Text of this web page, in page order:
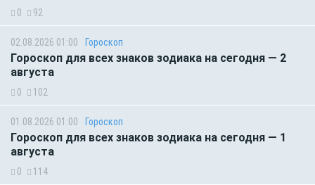
0 92
02.08.2026 01:00 Гороскоп
Гороскоп для всех знаков зодиака на сегодня — 2
августа
0 102
01.08.2026 01:00 Гороскоп
Гороскоп для всех знаков зодиака на сегодня — 1
августа
0 114